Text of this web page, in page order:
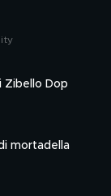
Zibello Dop
mortadella